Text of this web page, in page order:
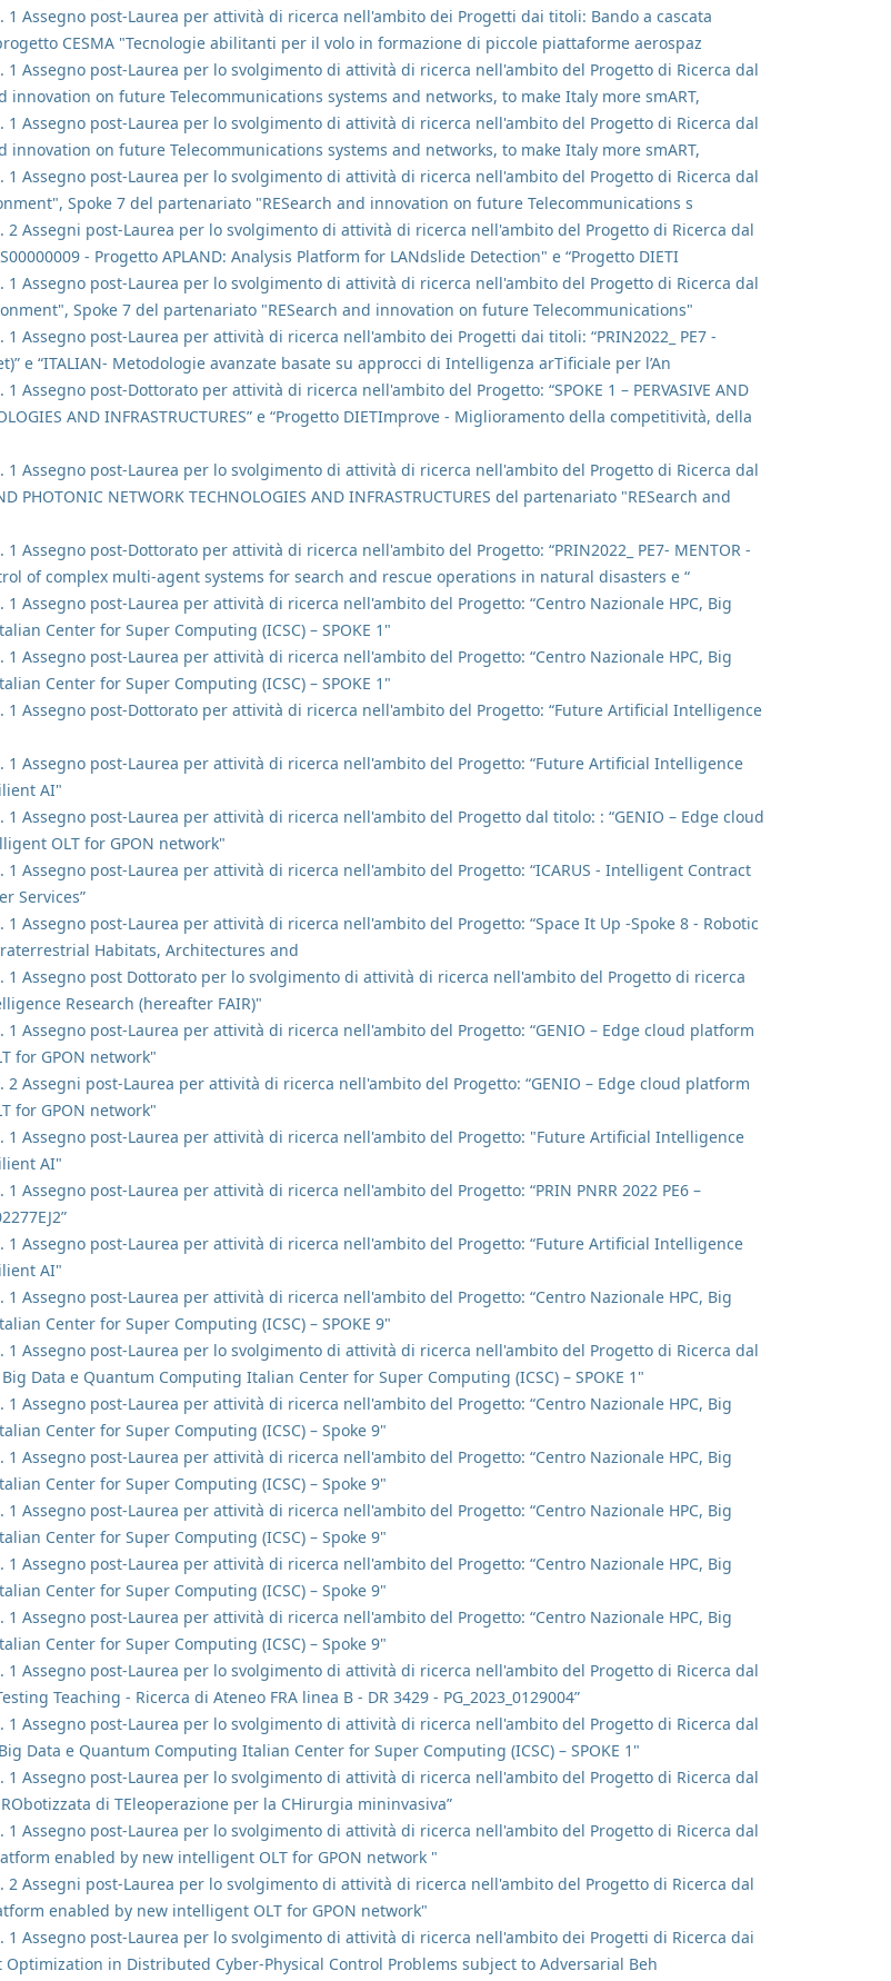
1 Assegno post-Laurea per attività di ricerca nell'ambito dei Progetti dai titoli: Bando a cascata
CESMA "Tecnologie abilitanti per il volo in formazione di piccole piattaforme aerospaz
1 Assegno post-Laurea per lo svolgimento di attività di ricerca nell'ambito del Progetto di Ricerca dal
innovation on future Telecommunications systems and networks, to make Italy more smART,
1 Assegno post-Laurea per lo svolgimento di attività di ricerca nell'ambito del Progetto di Ricerca dal
innovation on future Telecommunications systems and networks, to make Italy more smART,
1 Assegno post-Laurea per lo svolgimento di attività di ricerca nell'ambito del Progetto di Ricerca dal
Spoke 7 del partenariato "RESearch and innovation on future Telecommunications s
2 Assegni post-Laurea per lo svolgimento di attività di ricerca nell'ambito del Progetto di Ricerca dal
- Progetto APLAND: Analysis Platform for LANdslide Detection" e “Progetto DIETI
1 Assegno post-Laurea per lo svolgimento di attività di ricerca nell'ambito del Progetto di Ricerca dal
Spoke 7 del partenariato "RESearch and innovation on future Telecommunications"
1 Assegno post-Laurea per attività di ricerca nell'ambito dei Progetti dai titoli: “PRIN2022_ PE7 -
e “ITALIAN- Metodologie avanzate basate su approcci di Intelligenza arTificiale per l’An
1 Assegno post-Dottorato per attività di ricerca nell'ambito del Progetto: “SPOKE 1 – PERVASIVE AND
AND INFRASTRUCTURES” e “Progetto DIETImprove - Miglioramento della competitività, della
1 Assegno post-Laurea per lo svolgimento di attività di ricerca nell'ambito del Progetto di Ricerca dal
PHOTONIC NETWORK TECHNOLOGIES AND INFRASTRUCTURES del partenariato "RESearch and
1 Assegno post-Dottorato per attività di ricerca nell'ambito del Progetto: “PRIN2022_ PE7- MENTOR -
of complex multi-agent systems for search and rescue operations in natural disasters e “
1 Assegno post-Laurea per attività di ricerca nell'ambito del Progetto: “Centro Nazionale HPC, Big
Center for Super Computing (ICSC) – SPOKE 1"
1 Assegno post-Laurea per attività di ricerca nell'ambito del Progetto: “Centro Nazionale HPC, Big
Center for Super Computing (ICSC) – SPOKE 1"
1 Assegno post-Dottorato per attività di ricerca nell'ambito del Progetto: “Future Artificial Intelligence
1 Assegno post-Laurea per attività di ricerca nell'ambito del Progetto: “Future Artificial Intelligence
AI"
1 Assegno post-Laurea per attività di ricerca nell'ambito del Progetto dal titolo: : “GENIO – Edge cloud
OLT for GPON network"
1 Assegno post-Laurea per attività di ricerca nell'ambito del Progetto: “ICARUS - Intelligent Contract
Services”
1 Assegno post-Laurea per attività di ricerca nell'ambito del Progetto: “Space It Up -Spoke 8 - Robotic
Habitats, Architectures and
1 Assegno post Dottorato per lo svolgimento di attività di ricerca nell'ambito del Progetto di ricerca
Research (hereafter FAIR)"
1 Assegno post-Laurea per attività di ricerca nell'ambito del Progetto: “GENIO – Edge cloud platform
for GPON network"
2 Assegni post-Laurea per attività di ricerca nell'ambito del Progetto: “GENIO – Edge cloud platform
for GPON network"
1 Assegno post-Laurea per attività di ricerca nell'ambito del Progetto: "Future Artificial Intelligence
AI"
1 Assegno post-Laurea per attività di ricerca nell'ambito del Progetto: “PRIN PNRR 2022 PE6 –
1 Assegno post-Laurea per attività di ricerca nell'ambito del Progetto: “Future Artificial Intelligence
AI"
1 Assegno post-Laurea per attività di ricerca nell'ambito del Progetto: “Centro Nazionale HPC, Big
Center for Super Computing (ICSC) – SPOKE 9"
1 Assegno post-Laurea per lo svolgimento di attività di ricerca nell'ambito del Progetto di Ricerca dal
Data e Quantum Computing Italian Center for Super Computing (ICSC) – SPOKE 1"
1 Assegno post-Laurea per attività di ricerca nell'ambito del Progetto: “Centro Nazionale HPC, Big
Center for Super Computing (ICSC) – Spoke 9"
1 Assegno post-Laurea per attività di ricerca nell'ambito del Progetto: “Centro Nazionale HPC, Big
Center for Super Computing (ICSC) – Spoke 9"
1 Assegno post-Laurea per attività di ricerca nell'ambito del Progetto: “Centro Nazionale HPC, Big
Center for Super Computing (ICSC) – Spoke 9"
1 Assegno post-Laurea per attività di ricerca nell'ambito del Progetto: “Centro Nazionale HPC, Big
Center for Super Computing (ICSC) – Spoke 9"
1 Assegno post-Laurea per attività di ricerca nell'ambito del Progetto: “Centro Nazionale HPC, Big
Center for Super Computing (ICSC) – Spoke 9"
1 Assegno post-Laurea per lo svolgimento di attività di ricerca nell'ambito del Progetto di Ricerca dal
Teaching - Ricerca di Ateneo FRA linea B - DR 3429 - PG_2023_0129004”
1 Assegno post-Laurea per lo svolgimento di attività di ricerca nell'ambito del Progetto di Ricerca dal
Data e Quantum Computing Italian Center for Super Computing (ICSC) – SPOKE 1"
1 Assegno post-Laurea per lo svolgimento di attività di ricerca nell'ambito del Progetto di Ricerca dal
di TEleoperazione per la CHirurgia mininvasiva”
1 Assegno post-Laurea per lo svolgimento di attività di ricerca nell'ambito del Progetto di Ricerca dal
enabled by new intelligent OLT for GPON network "
2 Assegni post-Laurea per lo svolgimento di attività di ricerca nell'ambito del Progetto di Ricerca dal
enabled by new intelligent OLT for GPON network"
1 Assegno post-Laurea per lo svolgimento di attività di ricerca nell'ambito dei Progetti di Ricerca dai
Optimization in Distributed Cyber-Physical Control Problems subject to Adversarial Beh